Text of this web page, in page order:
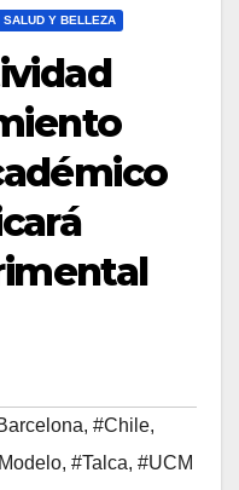
SALUD Y BELLEZA
, #Chile,
, #Talca, #UCM